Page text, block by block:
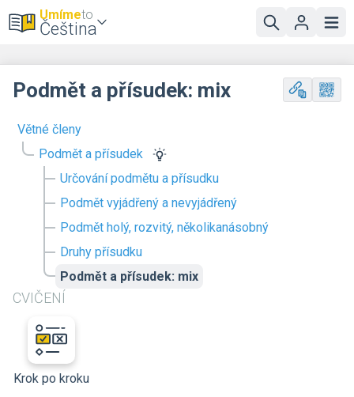
Umímeto
Čeština
Větné členy
Podmět a přísudek
Určování podmětu a přísudku
Podmět vyjádřený a nevyjádřený
Podmět holý, rozvitý, několikanásobný
Druhy přísudku
Podmět a přísudek: mix
CVIČENÍ
Krok po kroku
Podmět a přísudek: mix